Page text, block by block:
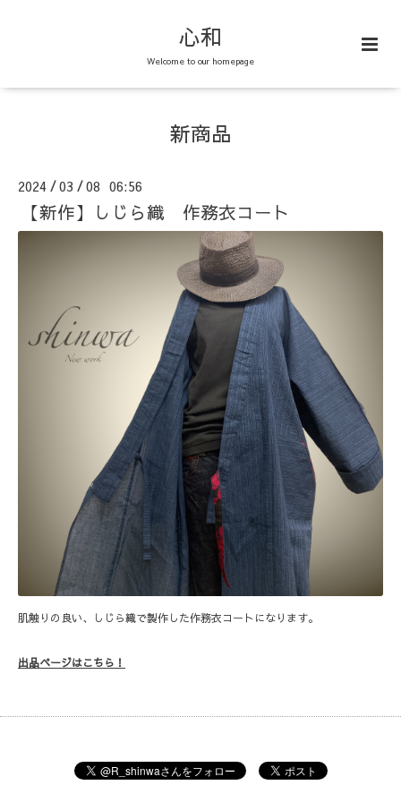
心和
Welcome to our homepage
新商品
2024 /03 /08 06:56
【新作】しじら織 作務衣コート
肌触りの良い、しじら織で製作した作務衣コートになります。
出品ページはこちら！